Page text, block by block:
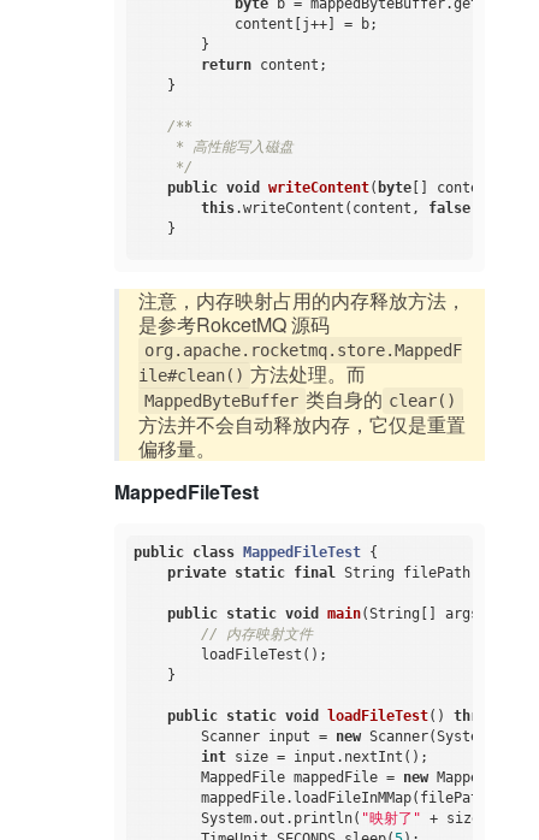
byte b =
            content[j++] = b;
        }
return content;
    }
/**
     * 高性能写入磁盘
     */
public void writeContent( byte[] content)
this.writeContent(content, false);
    }
/**
     * 写入数据到磁盘当中
     */
public void writeContent(byte[] content,
        mappedByteBuffer.put(content);
if
(force) {
            mappedByteBuffer.force();
        }
    }
public void
        }
        invoke(invoke(viewed(mappedByteBuffer),
private Object invoke
return AccessController.doPrivileged(
Method method =
                    method.setAccessible(
return
                }
catch (Exception e) {
throw new
                }
注意，内存映射占用的内存释放方法，
是参考RokcetMQ 源码
org.apache.rocketmq.store.MappedF
ile#clean() 方法处理。而
MappedByteBuffer 类自身的 clear()
方法并不会自动释放内存，它仅是重置
偏移量。
MappedFileTest
public class MappedFileTest {
private static final String filePath =
public static void main(String[] args)
// 内存映射文件
        loadFileTest();
    }
public static void loadFileTest() throws
        Scanner input =
new Scanner(System.in);
int size = input.nextInt();
        MappedFile mappedFile =
new
        mappedFile.loadFileInMMap(filePath,
        System.out.println(
"映射了" + size +